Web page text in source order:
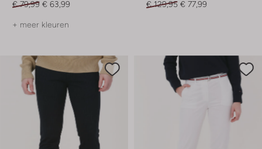
€ 79,99 € 63,99
+ meer kleuren
€ 129,95 € 77,99